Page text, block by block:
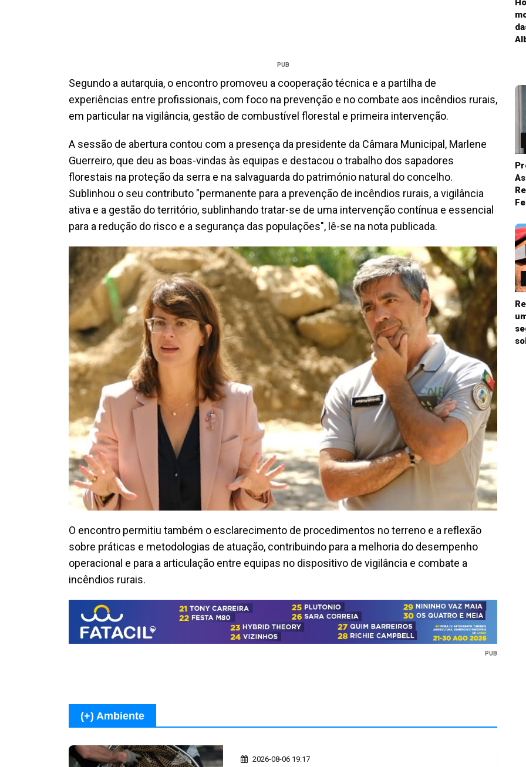
PUB
Segundo a autarquia, o encontro promoveu a cooperação técnica e a partilha de
experiências entre profissionais, com foco na prevenção e no combate aos incêndios rurais,
em particular na vigilância, gestão de combustível florestal e primeira intervenção.
A sessão de abertura contou com a presença da presidente da Câmara Municipal, Marlene
Guerreiro, que deu as boas-vindas às equipas e destacou o trabalho dos sapadores
florestais na proteção da serra e na salvaguarda do património natural do concelho.
Sublinhou o seu contributo "permanente para a prevenção de incêndios rurais, a vigilância
ativa e a gestão do território, sublinhando tratar-se de uma intervenção contínua e essencial
para a redução do risco e a segurança das populações", lê-se na nota publicada.
O encontro permitiu também o esclarecimento de procedimentos no terreno e a reflexão
sobre práticas e metodologias de atuação, contribuindo para a melhoria do desempenho
operacional e para a articulação entre equipas no dispositivo de vigilância e combate a
incêndios rurais.
PUB
(+) Ambiente
2026-08-06 19:17